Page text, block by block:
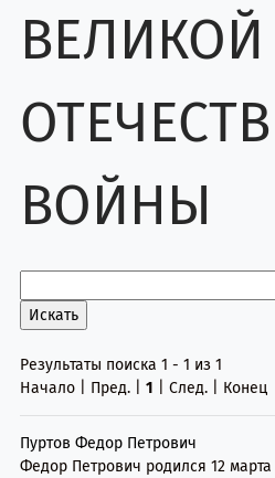
ВЕЛИКОЙ
ВОЙНЫ
Результаты поиска 1 - 1 из 1
Начало | Пред. | 1 | След. | Конец
Пуртов Федор Петрович
Федор Петрович родился 12 марта